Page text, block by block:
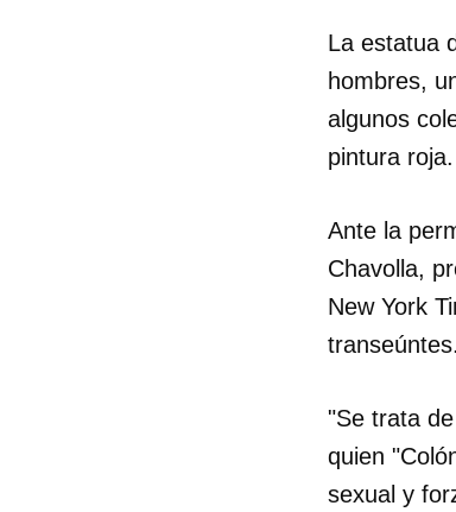
La estatua
hombres,
algunos
pintura roja.
Ante la
Chavolla,
New York
transeúntes.
"Se trata
quien
sexual y